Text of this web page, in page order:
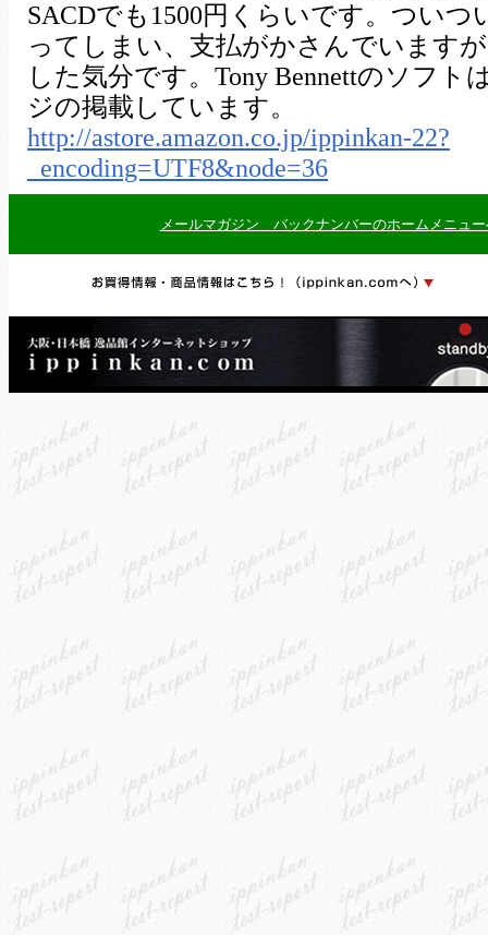
SACDでも1500円くらいです。ついつ
ってしまい、支払がかさんでいます
した気分です。Tony Bennettのソフト
ジの掲載しています。
http://astore.amazon.co.jp/ippinkan-22?
_encoding=UTF8&node=36
メールマガジン バックナンバーのホームメニュー